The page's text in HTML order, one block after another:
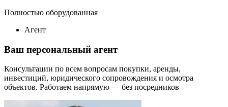
Полностью оборудованная
Агент
Ваш персональный агент
Консультации по всем вопросам покупки, аренды,
инвестиций, юридического сопровождения и осмотра
объектов. Работаем напрямую — без посредников